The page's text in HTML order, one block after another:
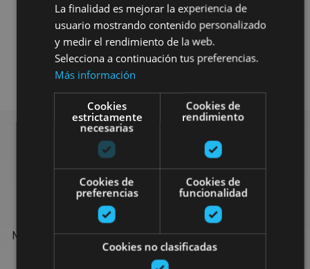
Find more plans
Find more plans and suggestions to round off your trip in
Navarre: organised activities, tours and the most important
events in the calendar.
La finalidad es mejorar la experiencia de
usuario mostrando contenido personalizado
y medir el rendimiento de la web.
Selecciona a continuación tus preferencias.
Más información
Cookies
estrictamente
necesarias
Cookies de
rendimiento
Cookies de
preferencias
Cookies de
funcionalidad
Cookies no clasificadas